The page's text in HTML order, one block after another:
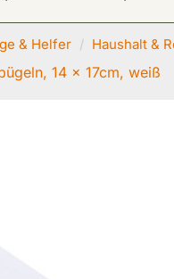
& Helfer Haushalt &
14 x 17cm, weiß